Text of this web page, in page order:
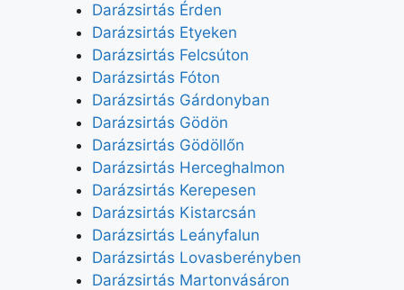
Darázsirtás Érden
Darázsirtás Etyeken
Darázsirtás Felcsúton
Darázsirtás Fóton
Darázsirtás Gárdonyban
Darázsirtás Gödön
Darázsirtás Gödöllőn
Darázsirtás Herceghalmon
Darázsirtás Kerepesen
Darázsirtás Kistarcsán
Darázsirtás Leányfalun
Darázsirtás Lovasberényben
Darázsirtás Martonvásáron